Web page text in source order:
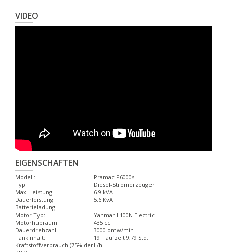
VIDEO
EIGENSCHAFTEN
Modell:
Pramac P6000s
Typ:
Diesel-Stromerzeuger
Max. Leistung:
6.9 kVA
Dauerleistung:
5.6 KvA
Batterieladung:
--
Motor Typ:
Yanmar L100N Electric
Motorhubraum:
435 cc
Dauerdrehzahl:
3000 omw/min
Tankinhalt:
19 l laufzeit 9,79 Std.
Kraftstoffverbrauch (75% derL/h